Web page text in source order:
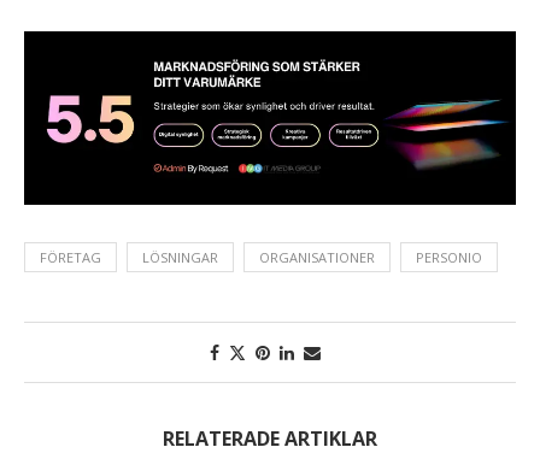
FÖRETAG LÖSNINGAR ORGANISATIONER PERSONIO
RELATERADE ARTIKLAR